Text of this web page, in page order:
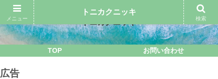
TOP お問い合わせ
広告
メニュー
トニカクニッキ
検索